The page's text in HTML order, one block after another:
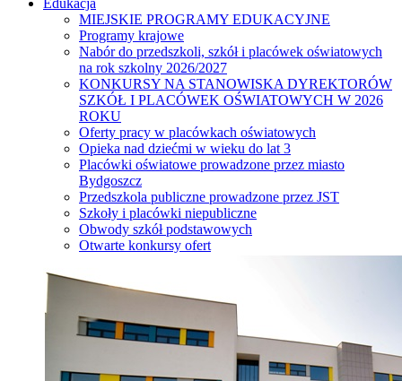
Edukacja
MIEJSKIE PROGRAMY EDUKACYJNE
Programy krajowe
Nabór do przedszkoli, szkół i placówek oświatowych
na rok szkolny 2026/2027
KONKURSY NA STANOWISKA DYREKTORÓW
SZKÓŁ I PLACÓWEK OŚWIATOWYCH W 2026
ROKU
Oferty pracy w placówkach oświatowych
Opieka nad dziećmi w wieku do lat 3
Placówki oświatowe prowadzone przez miasto
Bydgoszcz
Przedszkola publiczne prowadzone przez JST
Szkoły i placówki niepubliczne
Obwody szkół podstawowych
Otwarte konkursy ofert